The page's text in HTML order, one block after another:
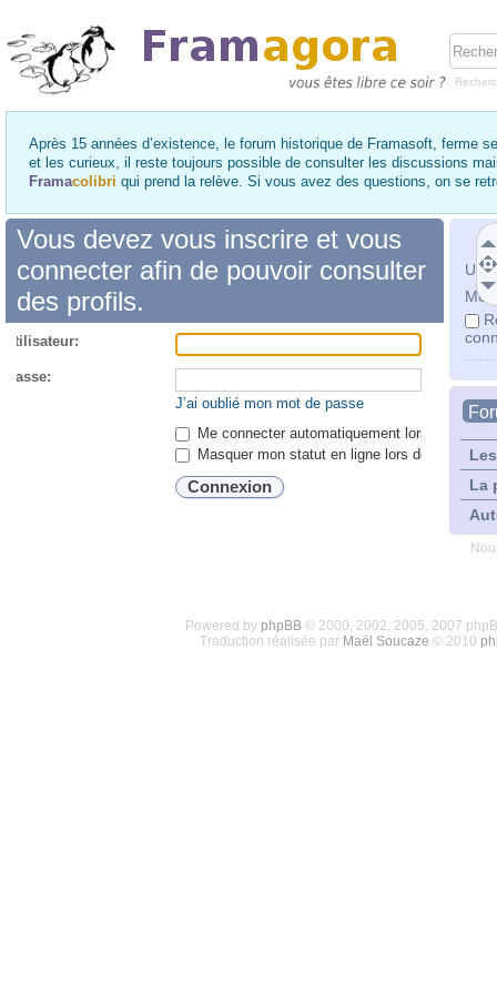
Après 15 années d’existence, le forum historique de Framasoft, ferme
et les curieux, il reste toujours possible de consulter les discussions
Framacolibri qui prend la relève. Si vous avez des questions, on se
Mot
La
Vous devez vous inscrire et vous
connecter afin de pouvoir consulter
des profils.
passe:
J’ai oublié mon mot de passe
Me connecter automatiquement lors de
Masquer mon statut en ligne lors de cette
Powered by phpBB© 2000, 2002, 2005, 2007
Traduction réalisée par Maël Soucaze © 2010